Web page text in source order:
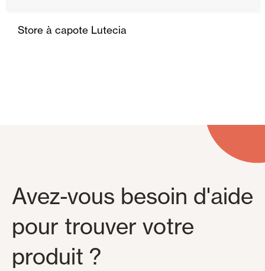
Store à capote Lutecia
Avez-vous besoin d'aide
pour trouver votre
produit ?